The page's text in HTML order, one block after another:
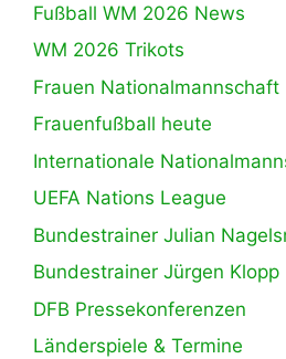
Fußball WM 2026 News
WM 2026 Trikots
Frauen Nationalmannschaft
Frauenfußball heute
Internationale
UEFA Nations League
Bundestrainer Julian
Bundestrainer Jürgen Klopp
DFB Pressekonferenzen
Länderspiele & Termine